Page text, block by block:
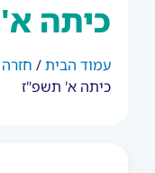
כיתה
עמוד הבית/
כיתה א' תשפ"ז